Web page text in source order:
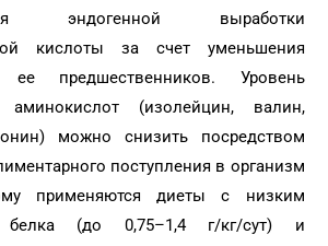
эндогенной выработки
кислоты за счет уменьшения
ее предшественников. Уровень
аминокислот (изолейцин, валин,
можно снизить посредством
поступления в организм
применяются диеты с низким
белка (до 0,75–1,4 г/кг/cут) и